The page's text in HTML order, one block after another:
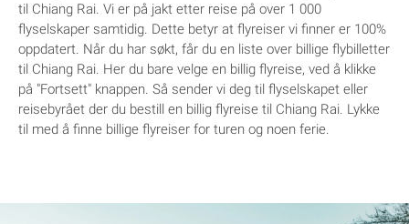
til Chiang Rai. Vi er på jakt etter reise på over 1 000
flyselskaper samtidig. Dette betyr at flyreiser vi finner er 100%
oppdatert. Når du har søkt, får du en liste over billige flybilletter
til Chiang Rai. Her du bare velge en billig flyreise, ved å klikke
på "Fortsett" knappen. Så sender vi deg til flyselskapet eller
reisebyrået der du bestill en billig flyreise til Chiang Rai. Lykke
til med å finne billige flyreiser for turen og noen ferie.